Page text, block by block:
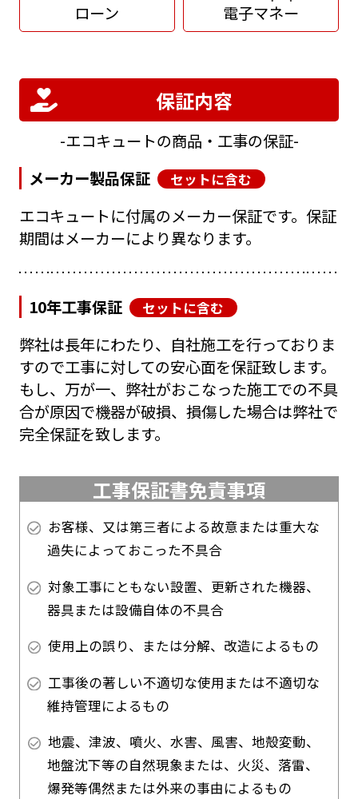
ローン 電子マネー
保証内容
エコキュートの商品・工事の保証
メーカー製品保証
セットに含む
エコキュートに付属のメーカー保証です。保証
期間はメーカーにより異なります。
10年工事保証 セットに含む
弊社は長年にわたり、自社施工を行っておりま
すので工事に対しての安心面を保証致します。
もし、万が一、弊社がおこなった施工での不具
合が原因で機器が破損、損傷した場合は弊社で
完全保証を致します。
工事保証書免責事項
お客様、又は第三者による故意または重大な
過失によっておこった不具合
対象工事にともない設置、更新された機器、
器具または設備自体の不具合
使用上の誤り、または分解、改造によるもの
工事後の著しい不適切な使用または不適切な
維持管理によるもの
地震、津波、噴火、水害、風害、地殻変動、
地盤沈下等の自然現象または、火災、落雷、
爆発等偶然または外来の事由によるもの